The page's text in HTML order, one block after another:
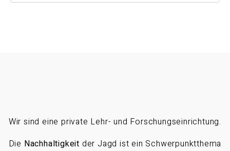
Wir sind eine private Lehr- und Forschungseinrichtung.
Die Nachhaltigkeit der Jagd ist ein Schwerpunktthema